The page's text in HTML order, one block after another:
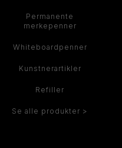
Permanente
merkepenner
Whiteboardpenner
Kunstnerartikler
Refiller
Se alle produkter >